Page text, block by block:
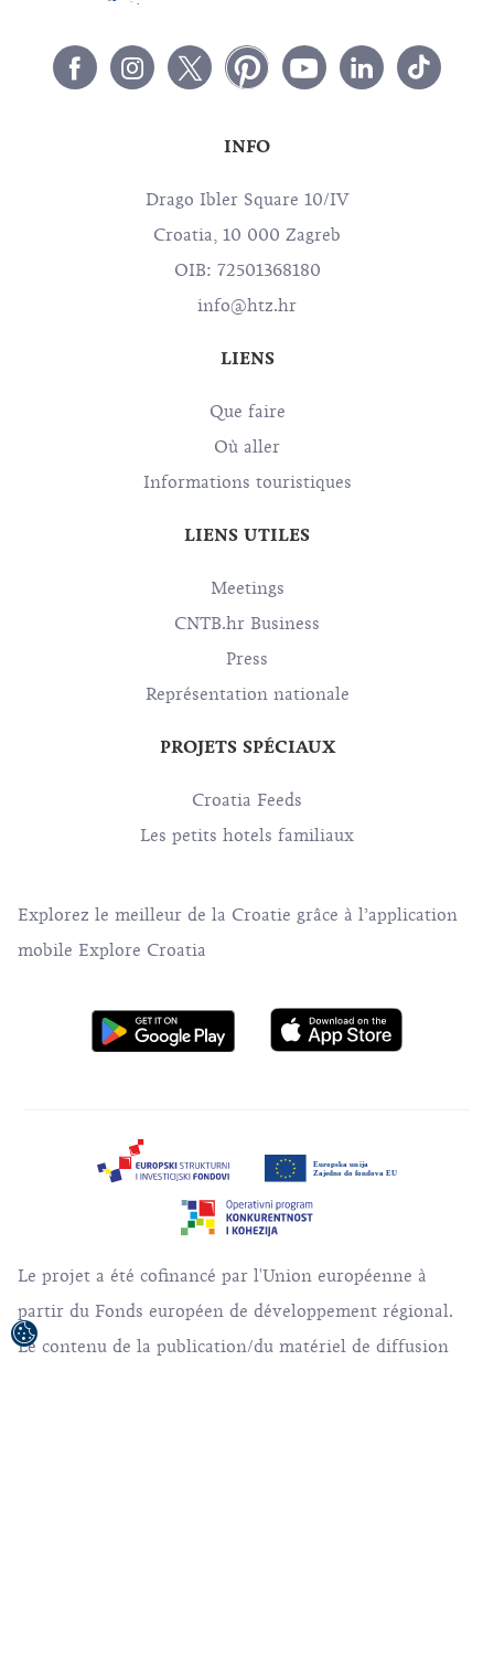
INFO
Drago Ibler Square 10/IV
Croatia, 10 000 Zagreb
OIB: 72501368180
info@htz.hr
LIENS
Que faire
Où aller
Informations touristiques
LIENS UTILES
Meetings
CNTB.hr Business
Press
Représentation nationale
PROJETS SPÉCIAUX
Croatia Feeds
Les petits hotels familiaux
Explorez le meilleur de la Croatie grâce à l’application
mobile Explore Croatia
Le projet a été cofinancé par l'Union européenne à
partir du Fonds européen de développement régional.
Le contenu de la publication/du matériel de diffusion